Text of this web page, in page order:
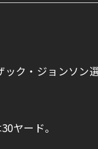
ク・ジョンソン
ヤード。